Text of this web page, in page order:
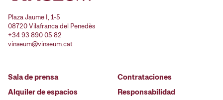
Plaza Jaume I, 1-5
08720 Vilafranca del Penedès
+34 93 890 05 82
vinseum@vinseum.cat
Sala de prensa
Alquiler de espacios
Contrataciones
Responsabilidad